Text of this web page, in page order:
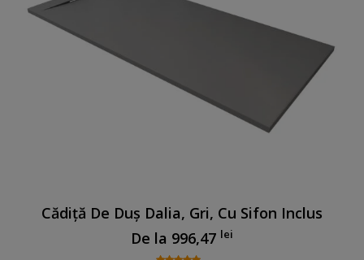
Cădiță De Duș Dalia, Gri, Cu Sifon Inclus
De la 996,47 lei